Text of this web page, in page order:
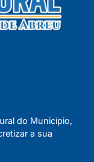
do Município,
a sua